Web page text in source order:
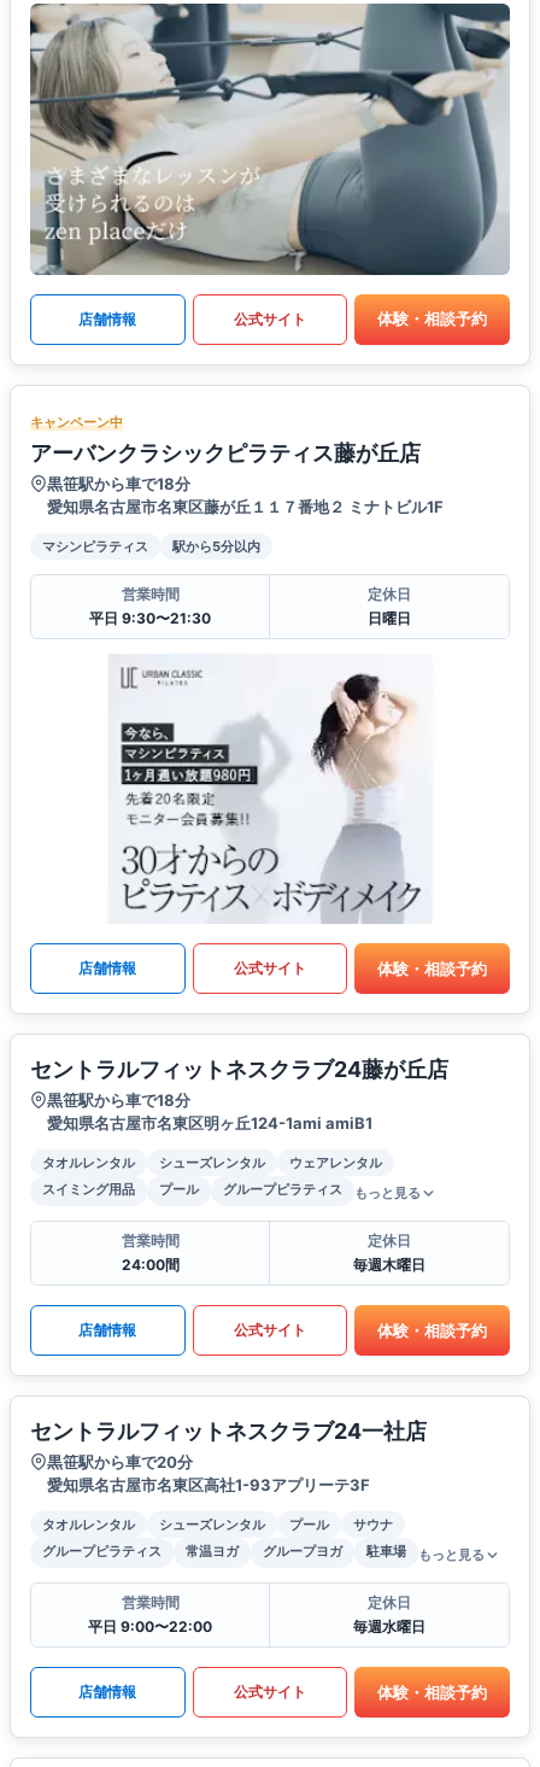
店舗情報 公式サイト 体験・相談予約
キャンペーン中
アーバンクラシックピラティス藤が丘店
黒笹駅から車で18分
愛知県名古屋市名東区藤が丘１１７番地２ ミナトビル1F
マシンピラティス 駅から5分以内
営業時間
平日 9:30〜21:30
定休日
日曜日
店舗情報 公式サイト 体験・相談予約
セントラルフィットネスクラブ24藤が丘店
黒笹駅から車で18分
愛知県名古屋市名東区明ヶ丘124-1ami amiB1
タオルレンタル シューズレンタル
ウェアレンタル
スイミング用品
プール グループピラティス もっと見る
営業時間
24:00間
定休日
毎週木曜日
店舗情報 公式サイト 体験・相談予約
セントラルフィットネスクラブ24一社店
黒笹駅から車で20分
愛知県名古屋市名東区高社1-93アプリーテ3F
タオルレンタル シューズレンタル プール
サウナ
グループピラティス
常温ヨガ グループヨガ 駐車場 もっと見る
営業時間
平日 9:00〜22:00
定休日
毎週水曜日
店舗情報 公式サイト 体験・相談予約